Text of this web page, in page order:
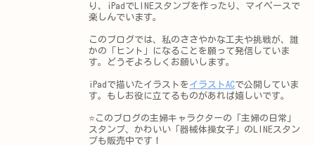
り、iPadでLINEスタンプを作ったり、マイペースで
楽しんでいます。
このブログでは、私のささやかな工夫や挑戦が、誰
かの「ヒント」になることを願って発信していま
す。どうぞよろしくお願いします。
iPadで描いたイラストをイラストACで公開していま
す。もしお役に立てるものがあれば嬉しいです。
⭐️このブログの主婦キャラクターの「主婦の日常」
スタンプ、かわいい「器械体操女子」のLINEスタン
プも販売中です！